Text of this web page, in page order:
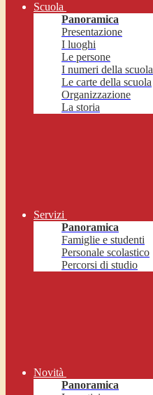
Scuola
Panoramica
Presentazione
I luoghi
Le persone
I numeri della scuola
Le carte della scuola
Organizzazione
La storia
Servizi
Panoramica
Famiglie e studenti
Personale scolastico
Percorsi di studio
Novità
Panoramica